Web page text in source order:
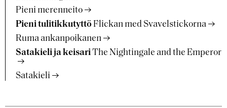
Pieni merenneito
Pieni tulitikkutyttö Flickan med Svavelstickorna
Ruma ankanpoikanen
Satakieli ja keisariThe Nightingale and the Emperor
Satakieli